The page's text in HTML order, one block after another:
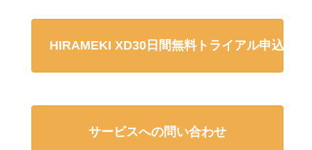
HIRAMEKI XD30日間無料トライアル申込み
サービスへの問い合わせ